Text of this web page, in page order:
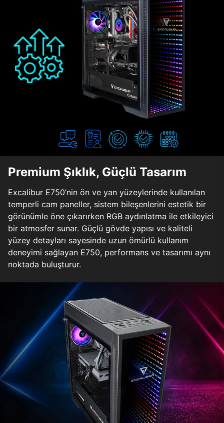
Premium Şıklık, Güçlü Tasarım
Excalibur E750’nin ön ve yan yüzeylerinde kullanılan
temperli cam paneller, sistem bileşenlerini estetik bir
görünümle öne çıkarırken RGB aydınlatma ile etkileyici
bir atmosfer sunar. Güçlü gövde yapısı ve kaliteli
yüzey detayları sayesinde uzun ömürlü kullanım
deneyimi sağlayan E750, performans ve tasarımı aynı
noktada buluşturur.